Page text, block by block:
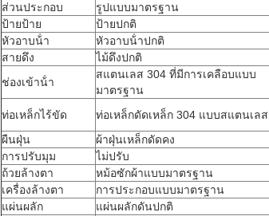
ส่วนประกอบ รูปแบบมาตรฐาน
ป้ายป้าย
ป้ายปกติ
หัวอาบน้ํา
หัวอาบน้ําปกติ
สายดึง
ไม้ดึงปกติ
ช่องเข้าน้ํา
สแตนเลส 304 ที่มีการเคลือบแบบ
มาตรฐาน
ท่อเหล็กไร้ขัด ท่อเหล็กดัดเหล็ก 304 แบบสแตนเลส
ผืนฝุ่น
ผ้าฝุ่นเหล็กดัดคง
การปรับมุม
ไม่ปรับ
ถ้วยล้างตา
หม้อซักผ้าแบบมาตรฐาน
เครื่องล้างตา
การประกอบแบบมาตรฐาน
แผ่นผลัก
แผ่นผลักดันปกติ